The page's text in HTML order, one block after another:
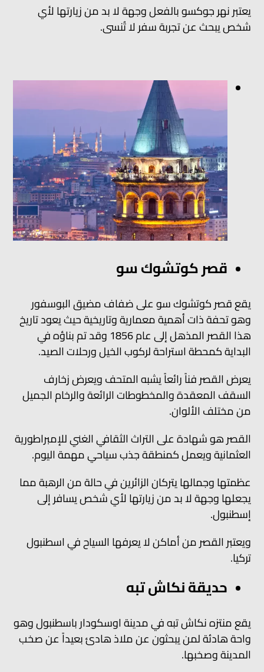
يعتبر نهر جوكسو بالفعل وجهة لا بد من زيارتها لأي
شخص يبحث عن تجربة سفر لا تُنسى.
قصر كوتشوك سو
يقع قصر كوتشوك سو على ضفاف مضيق البوسفور
وهو تحفة ذات أهمية معمارية وتاريخية حيث يعود تاريخ
هذا القصر المذهل إلى عام 1856 وقد تم بناؤه في
البداية كمحطة استراحة لركوب الخيل ورحلات الصيد.
يعرض القصر فناً رائعاً يشبه المتحف ويعرض زخارف
السقف المعقدة والمخطوطات الرائعة والرخام الجميل
من مختلف الألوان.
القصر هو شهادة على التراث الثقافي الغني للإمبراطورية
العثمانية ويعمل كمنطقة جذب سياحي مهمة اليوم.
عظمتها وجمالها يتركان الزائرين في حالة من الرهبة مما
يجعلها وجهة لا بد من زيارتها لأي شخص يسافر إلى
إسطنبول.
ويعتبر القصر من أماكن لا يعرفها السياح في اسطنبول
تركيا.
حديقة نكاش تبه
يقع منتزه نكاش تبه في مدينة اوسكودار باسطنبول وهو
واحة هادئة لمن يبحثون عن ملاذ هادئ بعيداً عن صخب
المدينة وصخبها.